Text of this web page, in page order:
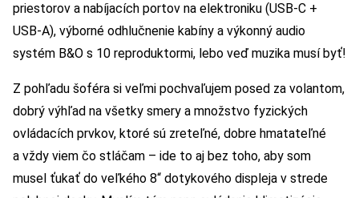
priestorov a nabíjacích portov na elektroniku (USB-C +
USB-A), výborné odhlučnenie kabíny a výkonný audio
systém B&O s 10 reproduktormi, lebo veď muzika musí byť!
Z pohľadu šoféra si veľmi pochvaľujem posed za volantom,
dobrý výhľad na všetky smery a množstvo fyzických
ovládacích prvkov, ktoré sú zreteľné, dobre hmatateľné
a vždy viem čo stláčam – ide to aj bez toho, aby som
musel ťukať do veľkého 8“ dotykového displeja v strede